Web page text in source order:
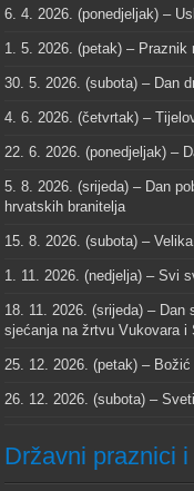
6. 4. 2026. (ponedjeljak) –
1. 5. 2026. (petak) – Praznik
30. 5. 2026. (subota) – Dan
4. 6. 2026. (četvrtak) –
22. 6. 2026. (ponedjeljak) –
5. 8. 2026. (srijeda) – Dan
hrvatskih branitelja
15. 8. 2026. (subota) –
1. 11. 2026. (nedjelja) – Svi
18. 11. 2026. (srijeda) –
sjećanja na žrtvu Vukovara i
25. 12. 2026. (petak) – Božić
26. 12. 2026. (subota) –
Državni praznici